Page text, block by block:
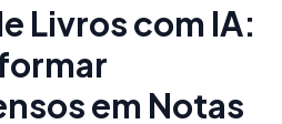
Livros com IA:
em Notas